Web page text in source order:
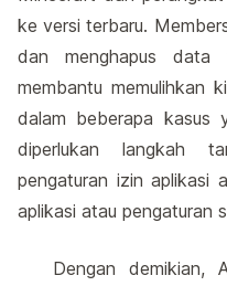
ke versi terbaru.
dan menghapus
membantu memulihkan
dalam beberapa kasus
diperlukan langkah
pengaturan izin aplikasi
aplikasi atau pengaturan
Dengan demikian,